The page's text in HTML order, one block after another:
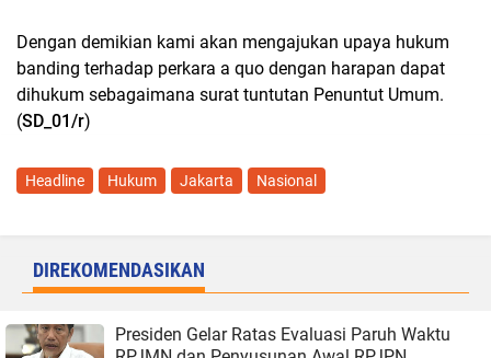
Dengan demikian kami akan mengajukan upaya hukum
banding terhadap perkara a quo dengan harapan dapat
dihukum sebagaimana surat tuntutan Penuntut Umum.
(SD_01/r)
Headline Hukum Jakarta Nasional
DIREKOMENDASIKAN
Presiden Gelar Ratas Evaluasi Paruh Waktu